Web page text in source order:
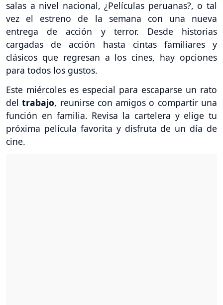
salas a nivel nacional, ¿Películas peruanas?, o tal
vez el estreno de la semana con una nueva
entrega de acción y terror. Desde historias
cargadas de acción hasta cintas familiares y
clásicos que regresan a los cines, hay opciones
para todos los gustos.
Este miércoles es especial para escaparse un rato
deltrabajo, reunirse con amigos o compartir una
función en familia. Revisa la cartelera y elige tu
próxima película favorita y disfruta de un día de
cine.